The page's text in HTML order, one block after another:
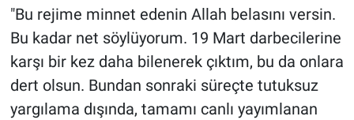
"Bu rejime minnet edenin Allah belasını versin.
Bu kadar net söylüyorum. 19 Mart darbecilerine
karşı bir kez daha bilenerek çıktım, bu da onlara
dert olsun. Bundan sonraki süreçte tutuksuz
yargılama dışında, tamamı canlı yayımlanan